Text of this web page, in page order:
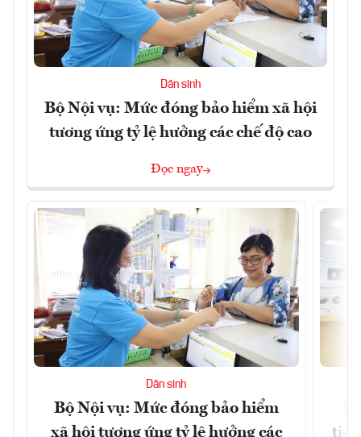
Dân sinh
Bộ Nội vụ: Mức đóng bảo hiểm xã hội
tương ứng tỷ lệ hưởng các chế độ cao
Đọc ngay
Dân sinh
Bộ Nội vụ: Mức đóng bảo hiểm
xã hội tương ứng tỷ lệ hưởng các